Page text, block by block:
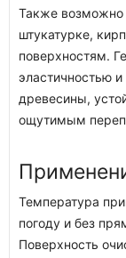
Также возможно
штукатурке,
поверхностям.
эластичностью
древесины,
ощутимым
Температура
погоду и без
Поверхность